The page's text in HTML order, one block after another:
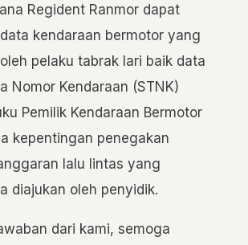
Regident Ranmor dapat
kendaraan bermotor yang
pelaku tabrak lari baik data
Nomor Kendaraan (STNK)
Pemilik Kendaraan Bermotor
kepentingan penegakan
lalu lintas yang
diajukan oleh penyidik.
dari kami, semoga